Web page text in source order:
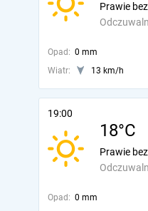
Prawie
Opad: 0 mm
Wiatr:
13 km/h
19:00
18°C
Prawie
Opad: 0 mm